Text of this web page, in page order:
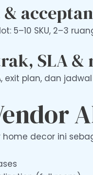
5–10 SKU, 2–3
SLA
exit plan, dan
decor ini